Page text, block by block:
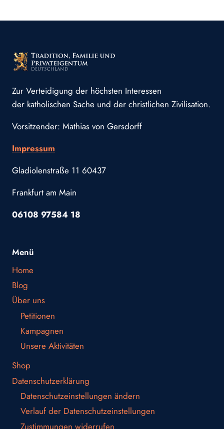
Zur Verteidigung der höchsten Interessen
der katholischen Sache und der christlichen Zivilisation.
Vorsitzender: Mathias von Gersdorff
Impressum
Gladiolenstraße 11 60437
Frankfurt am Main
06108 97584 18
Menü
Home
Blog
Über uns
Petitionen
Kampagnen
Unsere Aktivitäten
Shop
Datenschutzerklärung
Datenschutzeinstellungen ändern
Verlauf der Datenschutzeinstellungen
Zustimmungen widerrufen